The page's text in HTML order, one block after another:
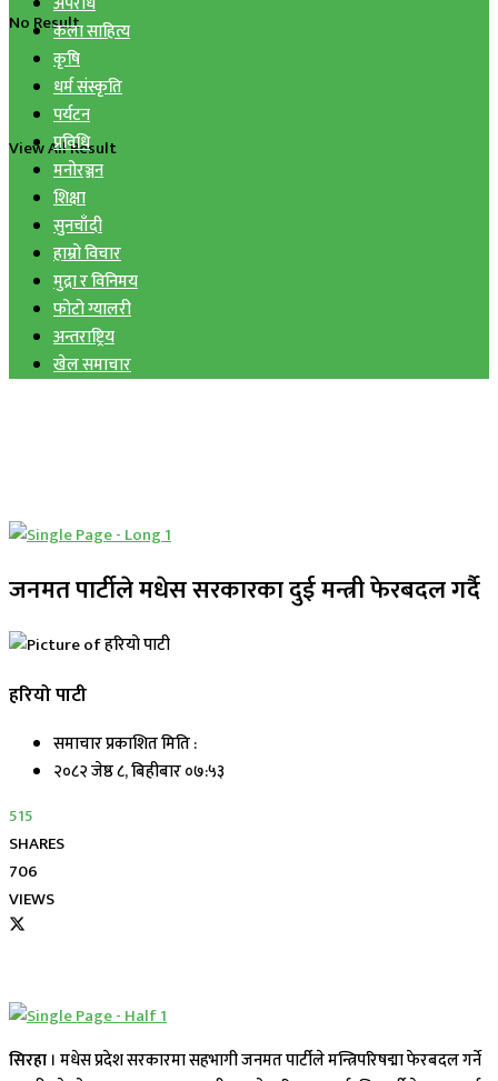
No Result
View All Result
कला साहित्य
कृषि
धर्म संस्कृति
पर्यटन
प्रविधि
मनोरञ्जन
शिक्षा
सुनचाँदी
हाम्रो विचार
मुद्रा र विनिमय
फोटो ग्यालरी
अन्तराष्ट्रिय
खेल समाचार
जनमत पार्टीले मधेस सरकारका दुई मन्त्री फेरबदल गर्दै
हरियो पाटी
समाचार प्रकाशित मिति :
२०८२ जेष्ठ ८, बिहीबार ०७:५३
515
SHARES
706
VIEWS
सिरहा । मधेस प्रदेश सरकारमा सहभागी जनमत पार्टीले मन्त्रिपरिषद्मा फेरबदल गर्ने